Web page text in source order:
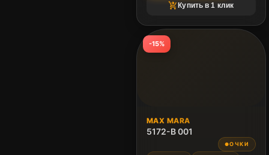
shopping_cart_checkoutКупить в 1 клик
-15%
MAX MARA
5172-B 001
●ОЧКИ